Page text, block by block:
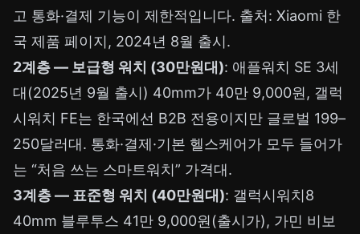
고 통화·결제 기능이 제한적입니다. 출처: Xiaomi 한
국 제품 페이지, 2024년 8월 출시.
2계층 — 보급형 워치 (30만원대): 애플워치 SE 3세
대(2025년 9월 출시) 40mm가 40만 9,000원, 갤럭
시워치 FE는 한국에선 B2B 전용이지만 글로벌 199–
250달러대. 통화·결제·기본 헬스케어가 모두 들어가
는 “처음 쓰는 스마트워치” 가격대.
3계층 — 표준형 워치 (40만원대): 갤럭시워치8
40mm 블루투스 41만 9,000원(출시가), 가민 비보